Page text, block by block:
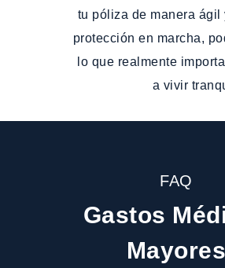
tu póliza de manera ágil
protección en marcha,
lo que realmente
a vivir
FAQ
Gastos
Mayores